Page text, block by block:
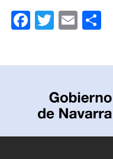
Facebook
Twitter
Email